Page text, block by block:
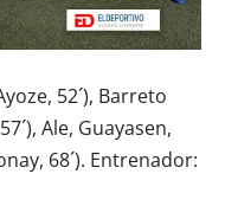
52´), Barreto
Ale, Guayasen,
68´). Entrenador: